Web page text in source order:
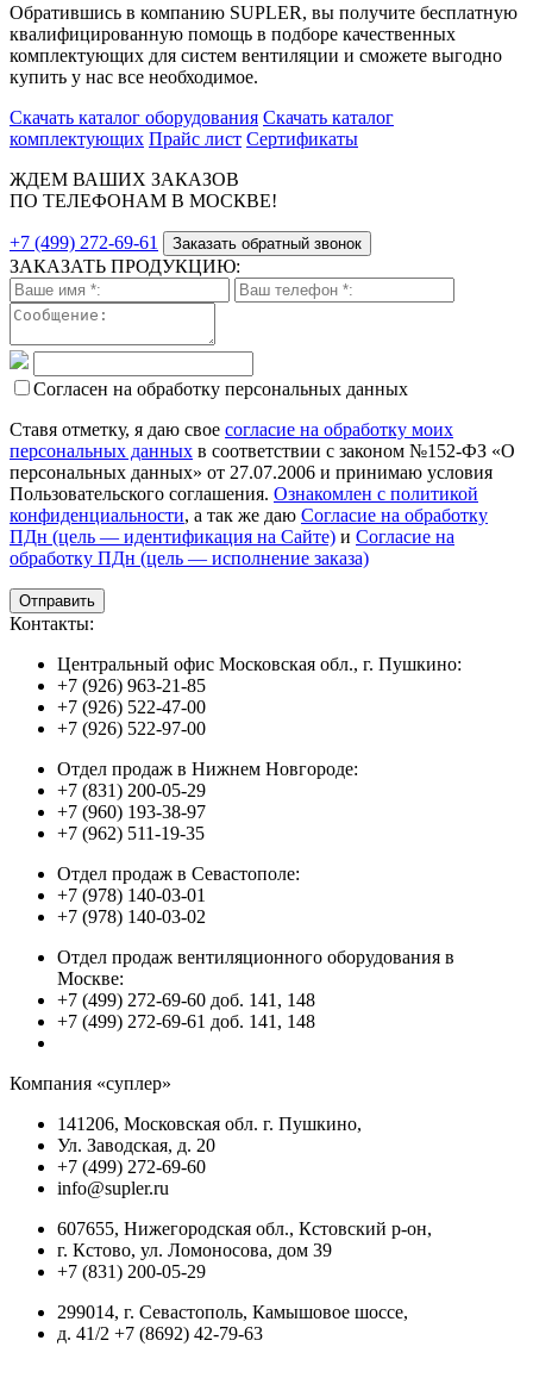
Обратившись в компанию SUPLER, вы получите бесплатную
квалифицированную помощь в подборе качественных
комплектующих для систем вентиляции и сможете выгодно
купить у нас все необходимое.
Скачать каталог оборудования Скачать каталог
комплектующих Прайс лист Сертификаты
ЖДЕМ ВАШИХ ЗАКАЗОВ
ПО ТЕЛЕФОНАМ В МОСКВЕ!
+7 (499) 272-69-61 Заказать обратный звонок
ЗАКАЗАТЬ ПРОДУКЦИЮ:
Согласен на обработку персональных данных
Ставя отметку, я даю свое согласие на обработку моих
персональных данных в соответствии с законом №152-ФЗ «О
персональных данных» от 27.07.2006 и принимаю условия
Пользовательского соглашения. Ознакомлен с политикой
конфиденциальности, а так же даю Согласие на обработку
ПДн (цель — идентификация на Сайте) и Согласие на
обработку ПДн (цель — исполнение заказа)
Контакты:
Центральный офис Московская обл., г. Пушкино:
+7 (926) 963-21-85
+7 (926) 522-47-00
+7 (926) 522-97-00
Отдел продаж в Нижнем Новгороде:
+7 (831) 200-05-29
+7 (960) 193-38-97
+7 (962) 511-19-35
Отдел продаж в Севастополе:
+7 (978) 140-03-01
+7 (978) 140-03-02
Отдел продаж вентиляционного оборудования в
Москве:
+7 (499) 272-69-60 доб. 141, 148
+7 (499) 272-69-61 доб. 141, 148
Компания «суплер»
141206, Московская обл. г. Пушкино,
Ул. Заводская, д. 20
+7 (499) 272-69-60
info@supler.ru
607655, Нижегородская обл., Кстовский р-он,
г. Кстово, ул. Ломоносова, дом 39
+7 (831) 200-05-29
299014, г. Севастополь, Камышовое шоссе,
д. 41/2 +7 (8692) 42-79-63